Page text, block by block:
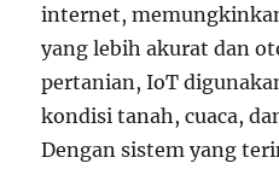
internet,
yang lebih akurat dan
pertanian, IoT
kondisi tanah, cuaca,
Dengan sistem yang